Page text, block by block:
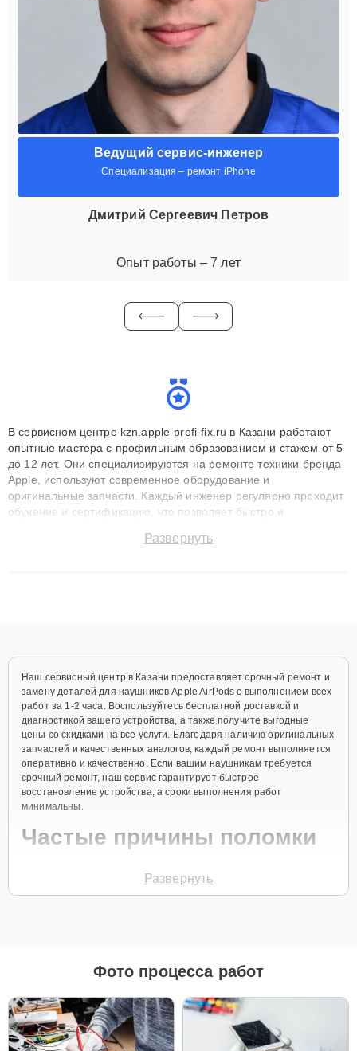
Ведущий сервис-инженер
Специализация – ремонт iPhone
Дмитрий Сергеевич Петров
Опыт работы – 7 лет
В сервисном центре kzn.apple-profi-fix.ru в Казани работают
опытные мастера с профильным образованием и стажем от 5
до 12 лет. Они специализируются на ремонте техники бренда
Apple, используют современное оборудование и
оригинальные запчасти. Каждый инженер регулярно проходит
обучение и сертификацию, что позволяет быстро и
сохранением гарантии до 3 лет. Наши мастера решают
Развернуть
Наш сервисный центр в Казани предоставляет срочный ремонт и
замену деталей для наушников Apple AirPods с выполнением всех
работ за 1-2 часа. Воспользуйтесь бесплатной доставкой и
диагностикой вашего устройства, а также получите выгодные
цены со скидками на все услуги. Благодаря наличию оригинальных
запчастей и качественных аналогов, каждый ремонт выполняется
оперативно и качественно. Если вашим наушникам требуется
срочный ремонт, наш сервис гарантирует быстрое
восстановление устройства, а сроки выполнения работ
минимальны.
Частые причины поломки
Проблемы с зарядом батареи.
Неисправность одного или обоих наушников.
или заполните Заявку на сайте. Специалист службы поддержки
свяжется с вами в течение минуты для уточнения деталей и
записи на диагностику и ремонт или обслуживание ваших AirPods.
Развернуть
Фото процесса работ